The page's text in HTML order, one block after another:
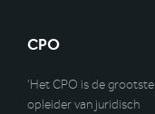
CPO
‘Het CPO is de grootste
opleider van juridisch